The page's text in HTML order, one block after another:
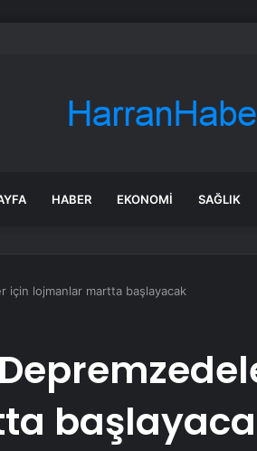
HABER EKONOMI SAĞLIK
için lojmanlar martta başlayacak